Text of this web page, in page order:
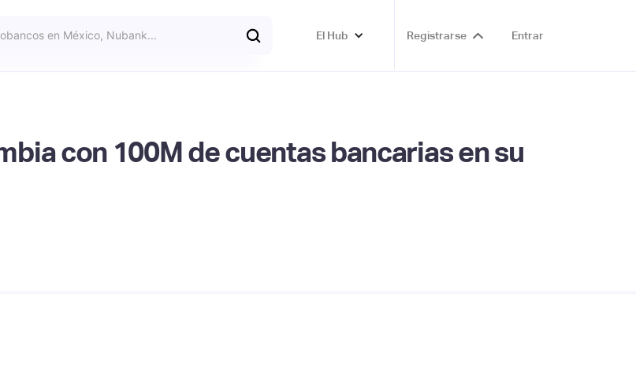
El Hub Registrarse Entrar
con 100M de cuentas bancarias en su